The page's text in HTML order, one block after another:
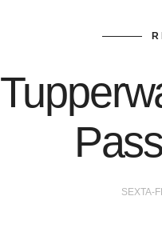
SEXTA-